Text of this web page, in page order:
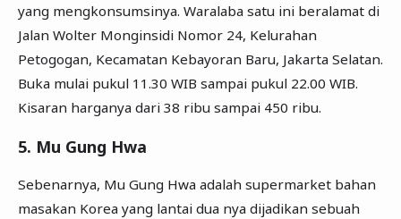
yang mengkonsumsinya. Waralaba satu ini beralamat di
Jalan Wolter Monginsidi Nomor 24, Kelurahan
Petogogan, Kecamatan Kebayoran Baru, Jakarta Selatan.
Buka mulai pukul 11.30 WIB sampai pukul 22.00 WIB.
Kisaran harganya dari 38 ribu sampai 450 ribu.
5. Mu Gung Hwa
Sebenarnya, Mu Gung Hwa adalah supermarket bahan
masakan Korea yang lantai dua nya dijadikan sebuah